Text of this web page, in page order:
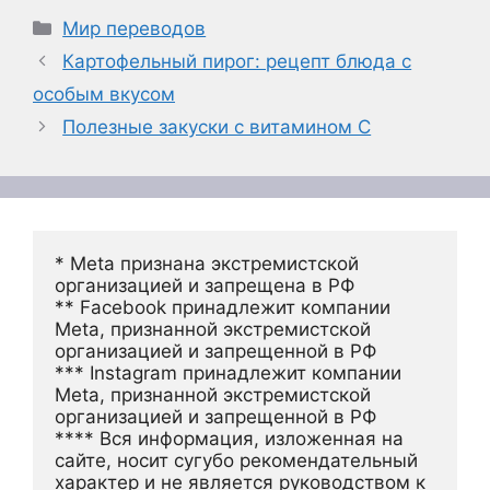
Рубрики
Мир переводов
Картофельный пирог: рецепт блюда с
особым вкусом
Полезные закуски с витамином С
* Meta признана экстремистской
организацией и запрещена в РФ
** Facebook принадлежит компании
Meta, признанной экстремистской
организацией и запрещенной в РФ
*** Instagram принадлежит компании
Meta, признанной экстремистской
организацией и запрещенной в РФ
**** Вся информация, изложенная на
сайте, носит сугубо рекомендательный
характер и не является руководством к